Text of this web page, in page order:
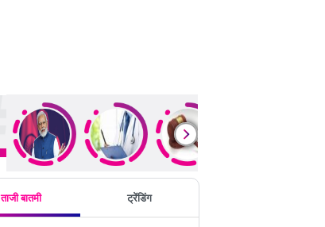
ताजी बातमी ट्रेंडिंग